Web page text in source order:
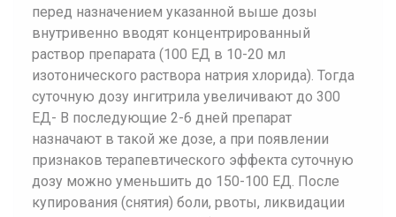
перед назначением указанной выше дозы
внутривенно вводят концентрированный
раствор препарата (100 ЕД в 10-20 мл
изотонического раствора натрия хлорида). Тогда
суточную дозу ингитрила увеличивают до 300
ЕД- В последующие 2-6 дней препарат
назначают в такой же дозе, а при появлении
признаков терапевтического эффекта суточную
дозу можно уменьшить до 150-100 ЕД. После
купирования (снятия) боли, рвоты, ликвидации